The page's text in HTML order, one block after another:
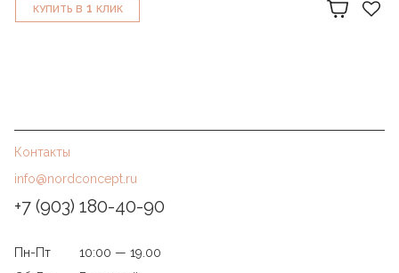
КУПИТЬ В 1 КЛИК
Контакты
info@nordconcept.ru
+7 (903) 180-40-90
Пн-Пт
10:00 — 19.00